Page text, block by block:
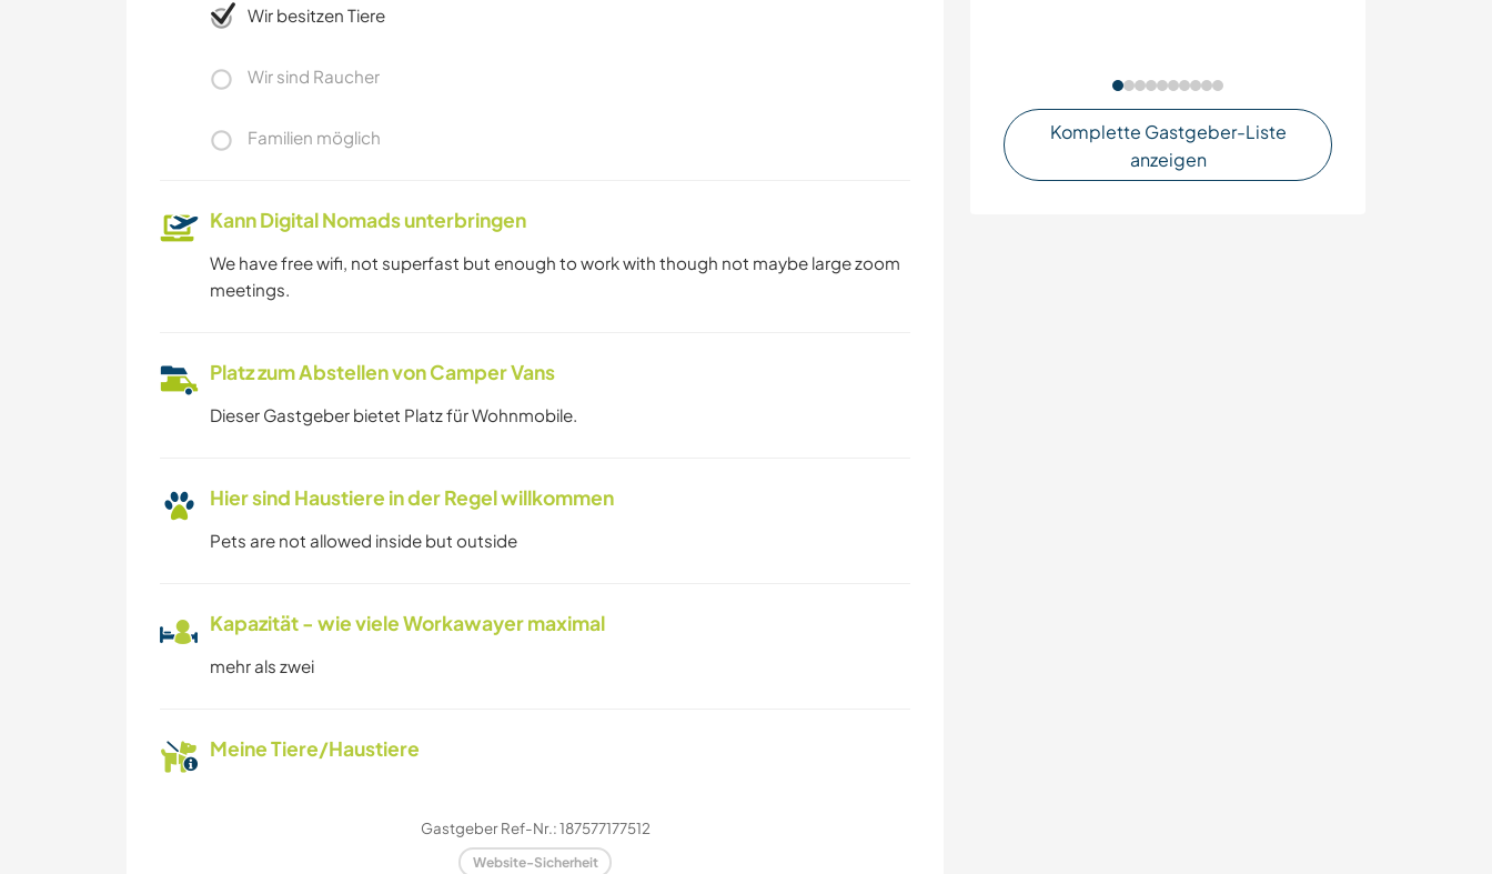
Komplette Gastgeber-Liste
anzeigen
Wir besitzen Tiere
Wir sind Raucher
Familien möglich
Kann Digital Nomads unterbringen
We have free wifi, not superfast but enough to work with though not maybe large zoom
meetings.
Platz zum Abstellen von Camper Vans
Dieser Gastgeber bietet Platz für Wohnmobile.
Hier sind Haustiere in der Regel willkommen
Pets are not allowed inside but outside
Kapazität - wie viele Workawayer maximal
mehr als zwei
Meine Tiere/Haustiere
Gastgeber Ref-Nr.: 187577177512
Website-Sicherheit